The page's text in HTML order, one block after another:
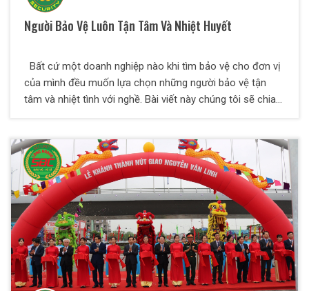
Người Bảo Vệ Luôn Tận Tâm Và Nhiệt Huyết
Bất cứ một doanh nghiệp nào khi tìm bảo vệ cho đơn vị
của mình đều muốn lựa chọn những người bảo vệ tận
tâm và nhiệt tình với nghề. Bài viết này chúng tôi sẽ chia
chọn cho mình những nhân viên bảo vệ chất lượng nhất.